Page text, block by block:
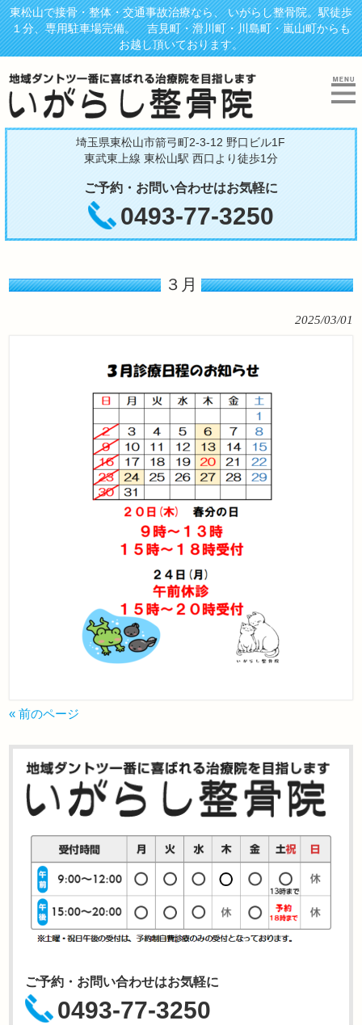
東松山で接骨・整体・交通事故治療なら、 いがらし整骨院。駅徒歩
１分、専用駐車場完備。 吉見町・滑川町・川島町・嵐山町からも
お越し頂いております。
埼玉県東松山市箭弓町2-3-12 野口ビル1F
東武東上線 東松山駅 西口より徒歩1分
ご予約・お問い合わせはお気軽に
0493-77-3250
３月
2025/03/01
« 前のページ
ご予約・お問い合わせはお気軽に
0493-77-3250